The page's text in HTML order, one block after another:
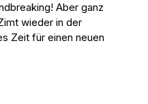
Aber ganz
wieder in der
Zeit für einen neuen